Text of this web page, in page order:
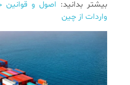
بیشتر بدانید: اصول و قوانین
واردات از چین